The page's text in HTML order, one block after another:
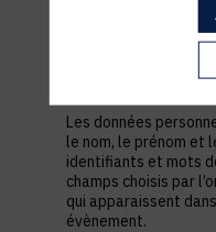
s’inscrire à un
évènement, et de
relatives à
Les données
le nom, le prénom et
identifiants et mots
champs choisis par
qui apparaissent
évènement.